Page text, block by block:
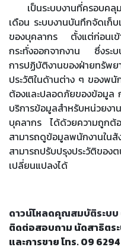
เป็นระบบงานที่ครอบคลุม
เดือน ระบบงานบันทึกจัดเก็
ของบุคลากร ตั้งแต่ก่อนเข้
กระทั่งออกจากงาน ซึ่งระบ
การปฏิบัติงานของฝ่ายทรัพ
ประวัติในด้านต่าง ๆ ของพ
ต้องและปลอดภัยของข้อมูล
บริการข้อมูลสำหรับหน่วยง
บุคลากร ได้ด้วยความถูก
สามารถดูข้อมูลพนักงานใ
สามารถปรับปรุงประวัติของ
เปลี่ยนแปลงได้
ดาวน์โหลดคุณสมบัติระบบ
ติดต่อสอบถาม นัดสาธิตร
และการขาย โทร. 09